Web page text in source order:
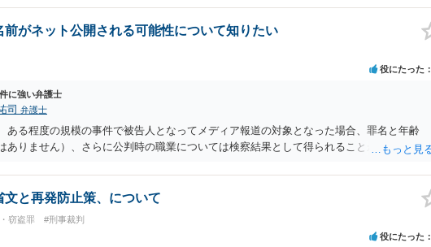
前がネット公開される可能性について知りたい
役にたった
に強い弁護士
司 弁護士
ある程度の規模の事件で被告人となってメディア報道の対象となった場合、罪名と年齢
ありません）、さらに公判時の職業については検察結果として得られることが通常です。
文と再発防止策、について
窃盗罪 #刑事裁判
役にたった